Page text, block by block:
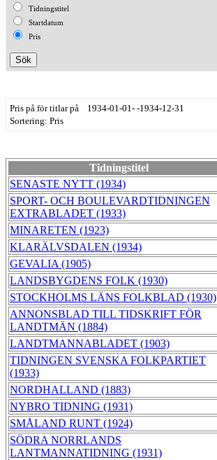
Tidningstitel
Startdatum
Pris
Pris på för titlar på 1934-01-01- -1934-12-31
Sortering: Pris
Tidningstitel
SENASTE NYTT (1934)
SPORT- OCH BOULEVARDTIDNINGEN
EXTRABLADET (1933)
MINARETEN (1923)
KLARÄLVSDALEN (1934)
GEVALIA (1905)
LANDSBYGDENS FOLK (1930)
STOCKHOLMS LÄNS FOLKBLAD (1930)
ANNONSBLAD TILL TIDSKRIFT FÖR
LANDTMÄN (1884)
LANDTMANNABLADET (1903)
TIDNINGEN SVENSKA FOLKPARTIET
(1933)
NORDHALLAND (1883)
NYBRO TIDNING (1931)
SMÅLAND RUNT (1924)
SÖDRA NORRLANDS
LANTMANNATIDNING (1931)